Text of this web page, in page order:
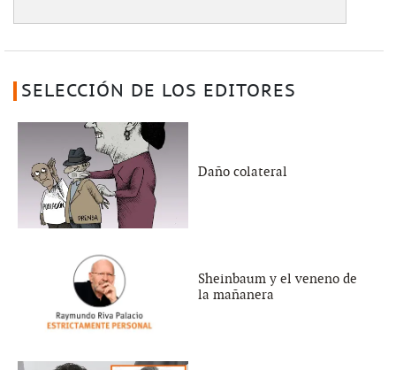
SELECCIÓN DE LOS EDITORES
Daño colateral
Sheinbaum y el veneno de
la mañanera